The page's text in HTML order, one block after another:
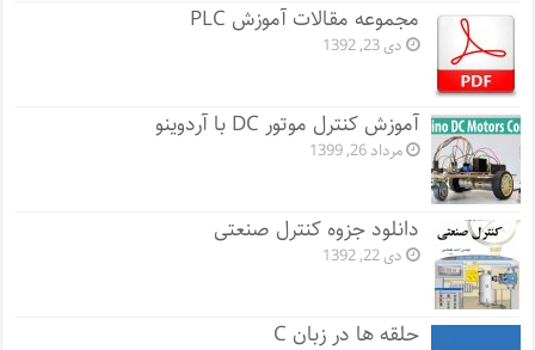
مجموعه مقالات آموزش PLC
دی 23, 1392
آموزش کنترل موتور DC با آردوینو
مرداد 26, 1399
دانلود جزوه کنترل صنعتی
دی 22, 1392
حلقه ها در زبان C